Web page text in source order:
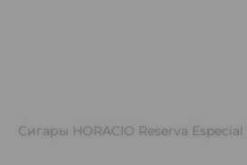
Сигары HORACIO Reserva Especial